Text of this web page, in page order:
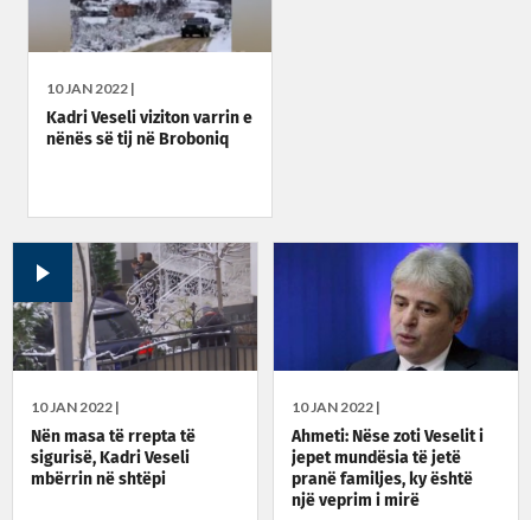
10 JAN 2022 |
Kadri Veseli viziton varrin e
nënës së tij në Broboniq
10 JAN 2022 |
Nën masa të rrepta të
sigurisë, Kadri Veseli
mbërrin në shtëpi
10 JAN 2022 |
Ahmeti: Nëse zoti Veselit i
jepet mundësia të jetë
pranë familjes, ky është
një veprim i mirë